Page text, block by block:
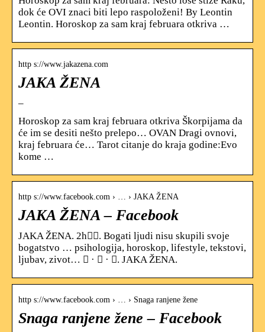
dok će OVI znaci biti lepo raspoloženi! By Leontin
Leontin. Horoskop za sam kraj februara otkriva …
http s://www.jakazena.com
JAKA ŽENA
–
Horoskop za sam kraj februara otkriva Škorpijama da
će im se desiti nešto prelepo… OVAN Dragi ovnovi,
kraj februara će… Tarot citanje do kraja godine:Evo
kome …
http s://www.facebook.com › … › JAKA ŽENA
JAKA ŽENA – Facebook
JAKA ŽENA. 2h󰞋󰟠. Bogati ljudi nisu skupili svoje
bogatstvo … psihologija, horoskop, lifestyle, tekstovi,
ljubav, zivot… 󰤥 · 󰤦 · 󰤧. JAKA ŽENA.
http s://www.facebook.com › … › Snaga ranjene žene
Snaga ranjene žene – Facebook